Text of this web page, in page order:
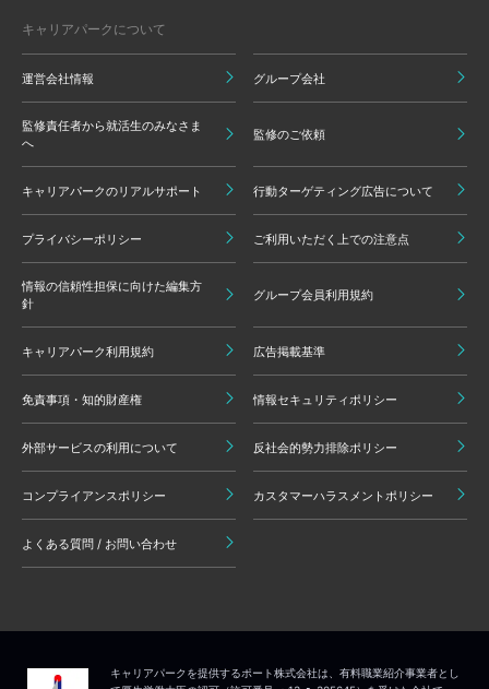
キャリアパークについて
運営会社情報 グループ会社
監修責任者から就活生のみなさま
へ
監修のご依頼
キャリアパークのリアルサポート 行動ターゲティング広告について
プライバシーポリシー ご利用いただく上での注意点
情報の信頼性担保に向けた編集方
針
グループ会員利用規約
キャリアパーク利用規約 広告掲載基準
免責事項・知的財産権 情報セキュリティポリシー
外部サービスの利用について 反社会的勢力排除ポリシー
コンプライアンスポリシー カスタマーハラスメントポリシー
よくある質問 / お問い合わせ